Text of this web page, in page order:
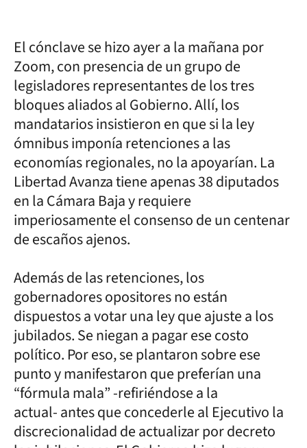
El cónclave se hizo ayer a la mañana por
Zoom, con presencia de un grupo de
legisladores representantes de los tres
bloques aliados al Gobierno. Allí, los
mandatarios insistieron en que si la ley
ómnibus imponía retenciones a las
economías regionales, no la apoyarían. La
Libertad Avanza tiene apenas 38 diputados
en la Cámara Baja y requiere
imperiosamente el consenso de un centenar
de escaños ajenos.
Además de las retenciones, los
gobernadores opositores no están
dispuestos a votar una ley que ajuste a los
jubilados. Se niegan a pagar ese costo
político. Por eso, se plantaron sobre ese
punto y manifestaron que preferían una
“fórmula mala” -refiriéndose a la
actual- antes que concederle al Ejecutivo la
discrecionalidad de actualizar por decreto